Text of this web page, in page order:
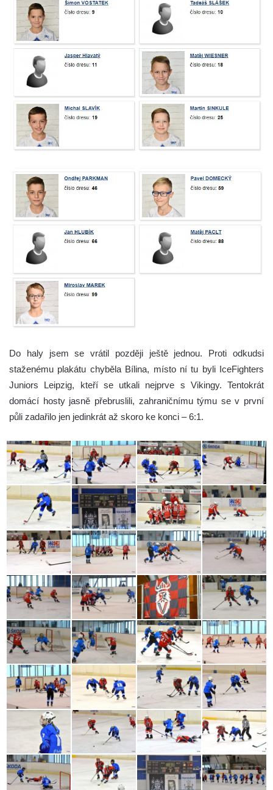
Do haly jsem se vrátil později ještě jednou. Proti odkudsi
staženému plakátu chyběla Bílina, místo ní tu byli IceFighters
Juniors Leipzig, kteří se utkali nejprve s Vikingy. Tentokrát
domácí hosty jasně přebruslili, zahraničnímu týmu se v první
půli zadařilo jen jedinkrát až skoro ke konci – 6:1.